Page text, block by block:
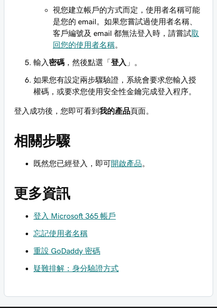
視您建立帳戶的方式而定，使用者名稱可能
是您的 email。如果您嘗試過使用者名稱、
客戶編號及 email 都無法登入時，請嘗試取
回您的使用者名稱。
輸入密碼 ，然後點選「 登入 」。
如果您有設定兩步驟驗證，系統會要求您輸入授
權碼，或要求您使用安全性金鑰完成登入程序。
登入成功後，您即可看到 我的產品頁面。
相關步驟
既然您已經登入，即可開啟產品。
更多資訊
登入 Microsoft 365 帳戶
忘記使用者名稱
重設 GoDaddy 密碼
疑難排解：身分驗證方式